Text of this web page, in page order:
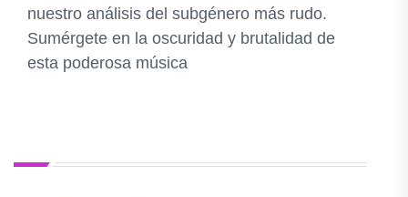
nuestro análisis del subgénero más rudo.
Sumérgete en la oscuridad y brutalidad de
esta poderosa música